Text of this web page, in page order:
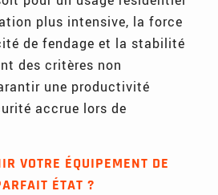
plus intensive, la force
de fendage et la stabilité
des critères non
une productivité
accrue lors de
VOTRE ÉQUIPEMENT DE
ÉTAT ?